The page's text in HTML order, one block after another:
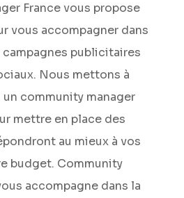
France vous propose
vous accompagner dans
publicitaires
Nous mettons à
community manager
mettre en place des
au mieux à vos
budget. Community
accompagne dans la